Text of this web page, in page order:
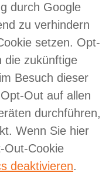
durch Google
zu verhindern
setzen. Opt-
die zukünftige
Besuch dieser
Out auf allen
durchführen,
Wenn Sie hier
Out-Cookie
deaktivieren.